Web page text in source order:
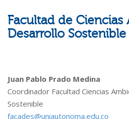
Facultad de Ciencias
Desarrollo Sostenible
Juan Pablo Prado Medina
Coordinador Facultad Ciencias
Sostenible
facades@uniautonoma.edu.co